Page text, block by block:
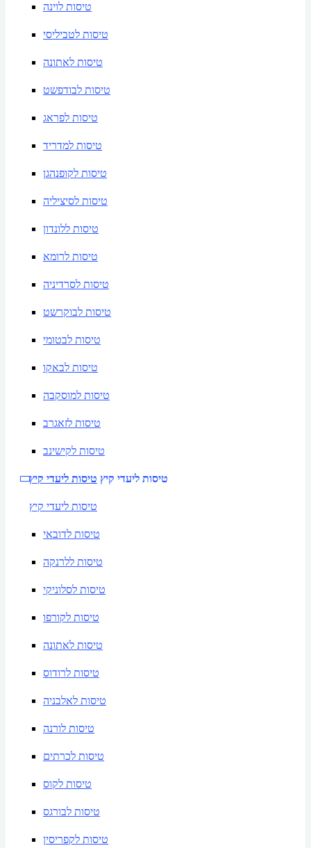
טיסות לוינה
טיסות לטביליסי
טיסות לאתונה
טיסות לבודפשט
טיסות לפראג
טיסות למדריד
טיסות לקופנהגן
טיסות לסיציליה
טיסות ללונדון
טיסות לרומא
טיסות לסרדיניה
טיסות לבוקרשט
טיסות לבטומי
טיסות לבאקו
טיסות למוסקבה
טיסות לזאגרב
טיסות לקישינב
טיסות ליעדי קיץ טיסות ליעדי קיץ
טיסות ליעדי קיץ
טיסות לדובאי
טיסות ללרנקה
טיסות לסלוניקי
טיסות לקורפו
טיסות לאתונה
טיסות לרודוס
טיסות לאלבניה
טיסות לורנה
טיסות לכרתים
טיסות לקוס
טיסות לבורגס
טיסות לקפריסין